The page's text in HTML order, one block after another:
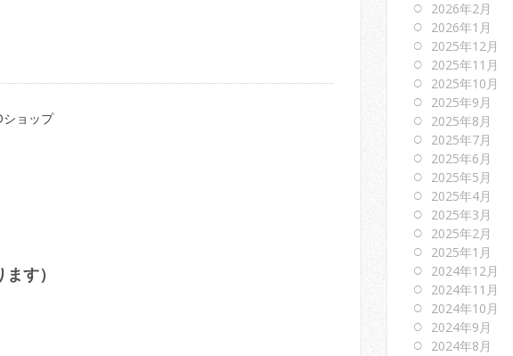
ョップ
す）
2026年2月
2026年1月
2025年12月
2025年11月
2025年10月
2025年9月
2025年8月
2025年7月
2025年6月
2025年5月
2025年4月
2025年3月
2025年2月
2025年1月
2024年12月
2024年11月
2024年10月
2024年9月
2024年8月